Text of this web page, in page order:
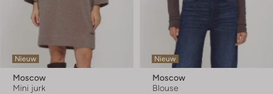
Nieuw
Moscow
Mini jurk
Nieuw
Moscow
Blouse